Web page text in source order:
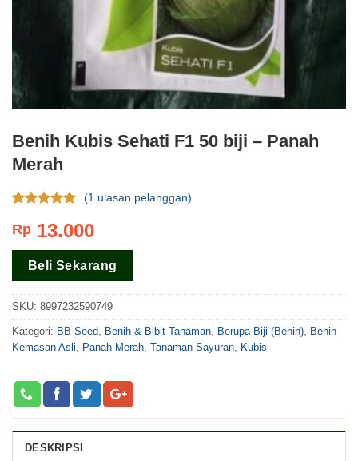
Benih Kubis Sehati F1 50 biji – Panah
Merah
dari 5
pelanggan
(1 ulasan pelanggan)
Rp 13.000
Beli Sekarang
SKU: 8997232590749
Kategori: BB Seed Benih & Bibit Tanaman Berupa Biji (Benih) Benih
Kemasan Asli
Panah Merah Tanaman Sayuran Kubis
DESKRIPSI